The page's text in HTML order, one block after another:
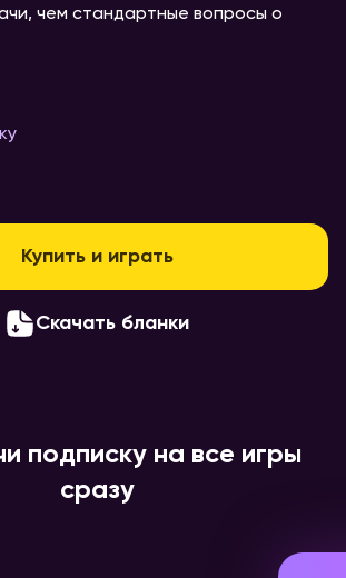
чем стандартные вопросы о
Купить и играть
Скачать бланки
подписку на все игры
сразу